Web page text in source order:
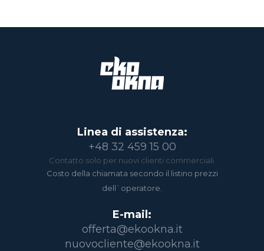
Linea di assistenza:
+48 32 459 15 00
Contatto solo per nuovi clienti commerciali.
Costo della chiamata secondo il listino prezzi
dell`operatore.
E-mail:
offerta@ekookna.it
nuovocliente@ekookna.it